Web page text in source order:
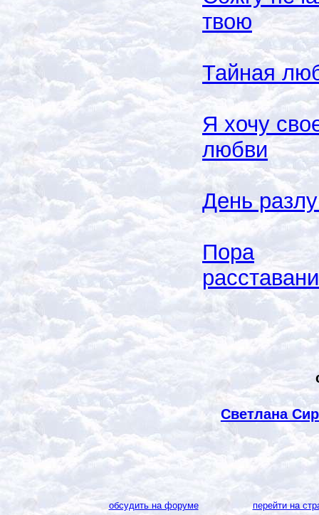
твою
Тайная
Я хочу
любви
День
Пора
Светлана
обсудить на форуме перейти на